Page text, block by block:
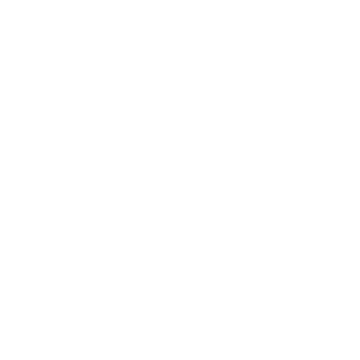
させていただ
き作成されるも
御機器販売店・
です。
1000ppm以下、
下、フタル酸ジブチ
貨物等」とい
可)を取得する
要な手段を講じ
これらの製造装